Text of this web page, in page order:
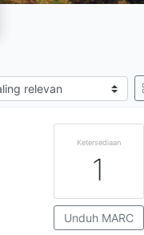
Ketersediaan
1
Unduh MARC